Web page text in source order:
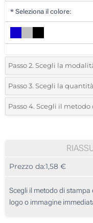
* Seleziona il colore:
Passo 2. Scegli la
*Seleziona la posizione di
Incisione Laser (Su un
Passo 3. Scegli la quantità
*Quantità desiderata:
50
125
250
Passo 4. Scegli il
Prezzo da:1,58 €
Scegli il metodo di
logo o immagine